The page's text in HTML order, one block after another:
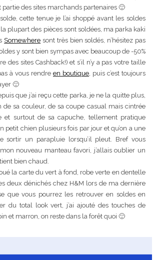
des sites marchands partenaires 🙂
cette tenue je l’ai shoppé avant les soldes
plupart des pièces sont soldées, ma parka kaki
Somewhere sont très bien soldés, n’hésitez pas
y sont bien sympas avec beaucoup de -50%
des sites Cashback!) et s’il n’y a pas votre taille
à vous rendre en boutique , puis c’est toujours
🙂
que j’ai reçu cette parka, je ne la quitte plus,
de sa couleur, de sa coupe casual mais cintrée
surtout de sa capuche, tellement pratique
petit chien plusieurs fois par jour et qu’on a une
sortir un parapluie lorsqu’il pleut. Bref vous
mon nouveau manteau favori, j’allais oublier un
bien chaud.
la carte du vert à fond, robe verte en dentelle
deux dénichés chez H&M lors de ma dernière
que vous pourrez les retrouver en soldes en
du total look vert, j’ai ajouté des touches de
et marron, on reste dans la forêt quoi 🙂